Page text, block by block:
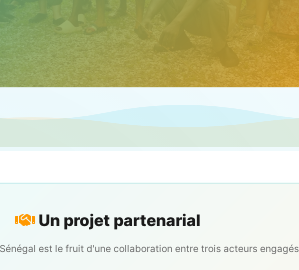
Un projet partenarial
est le fruit d'une collaboration entre trois acteurs engagés